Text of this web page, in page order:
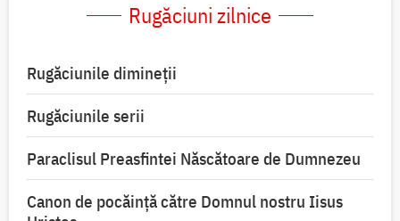
Rugăciuni zilnice
Rugăciunile dimineții
Rugăciunile serii
Paraclisul Preasfintei Născătoare de Dumnezeu
Canon de pocăință către Domnul nostru Iisus